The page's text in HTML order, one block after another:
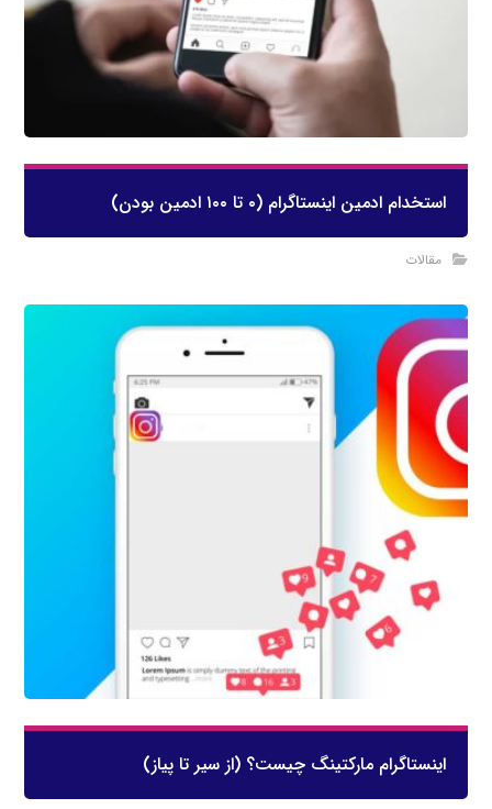
استخدام ادمین اینستاگرام (۰ تا ۱۰۰ ادمین بودن)
مقالات
اینستاگرام مارکتینگ چیست؟ (از سیر تا پیاز)